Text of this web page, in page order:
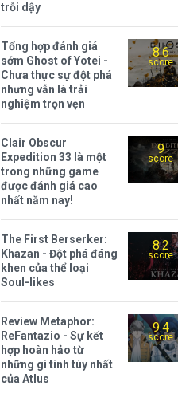
trỗi dậy
8.6
score
Tổng hợp đánh giá
sớm Ghost of Yotei -
Chưa thực sự đột phá
nhưng vẫn là trải
nghiệm trọn vẹn
9
score
Clair Obscur
Expedition 33 là một
trong những game
được đánh giá cao
nhất năm nay!
8.2
score
The First Berserker:
Khazan - Đột phá đáng
khen của thể loại
Soul-likes
9.4
score
Review Metaphor:
ReFantazio - Sự kết
hợp hoàn hảo từ
những gì tinh túy nhất
của Atlus